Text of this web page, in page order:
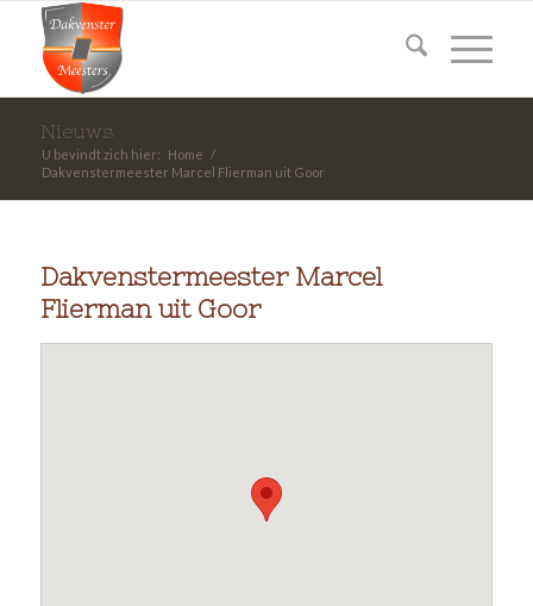
Nieuws
U bevindt zich hier: Home /
Dakvenstermeester Marcel Flierman uit Goor
Dakvenstermeester Marcel
Flierman uit Goor